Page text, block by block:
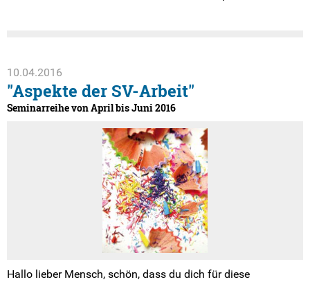
10.04.2016
"Aspekte der SV-Arbeit"
Seminarreihe von April bis Juni 2016
Hallo lieber Mensch, schön, dass du dich für diese